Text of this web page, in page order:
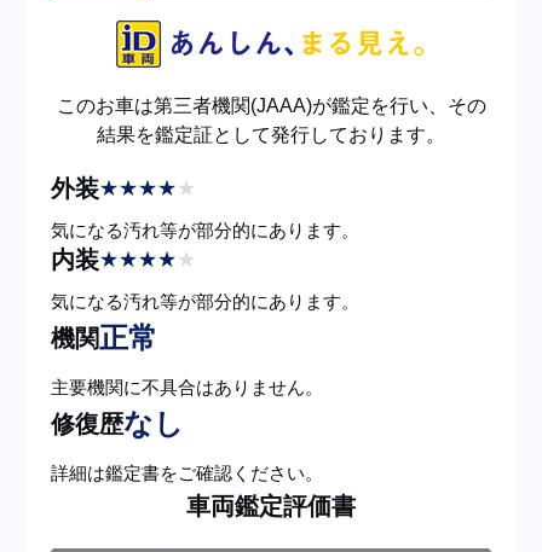
このお車は第三者機関(JAAA)が鑑定を行い、その
結果を鑑定証として発行しております。
外装★★★★★
気になる汚れ等が部分的にあります。
内装★★★★★
気になる汚れ等が部分的にあります。
機関正常
主要機関に不具合はありません。
修復歴なし
詳細は鑑定書をご確認ください。
車両鑑定評価書